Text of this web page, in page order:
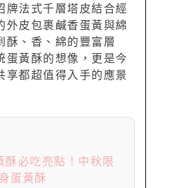
牌法式千層塔皮結合經
外皮包裹鹹香蛋黃與綿
酥、香、綿的豐富層
蛋黃酥的想像，更是今
享都超值得入手的應景
必吃亮點！中秋限
蛋黃酥